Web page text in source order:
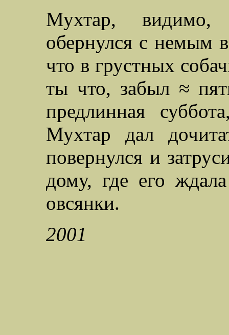
Мухтар, видимо,
обернулся с немым
что в грустных
ты что, забыл ≈
предлинная
Мухтар дал
повернулся и
дому, где его
овсянки.
2001